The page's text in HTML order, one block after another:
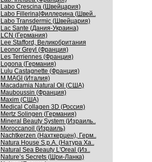
Labo Crescina (Швейцария)
Labo Fillerina|Филлерина (Швей..
Labo Transdermic (Швейцария)
Lac Sante (Дания-Украина)
LCN (Германия)
Lee Stafford, Великобритания
Leonor Greyl (Франция)
Les Terriennes (Франция)
Logona (Германия)
Lulu Castagnette (Франция)
M.MAGI (Италия)
Macadamia Natural Oil (США)
Mauboussin (Франция)
Maxim (США)
Medical Collagen 3D (Россия)
Mertz Solingen (Германия)
Mineral Beauty System (Израиль..
Moroccanoil (Израиль)
Nachtkerzen (Нахткерцен), Герм..
Natura House S.p.A. (Натура Ха..
Natural Sea Beauty L'Oreal (Из..
Nature’s Secrets (Шри-Ланка)